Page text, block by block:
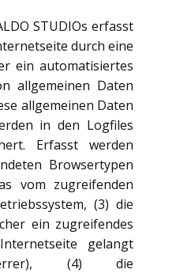
STUDIOs erfasst
durch eine
ein automatisiertes
allgemeinen Daten
allgemeinen Daten
in den Logfiles
Erfasst werden
Browsertypen
vom zugreifenden
(3) die
ein zugreifendes
gelangt
(4) die